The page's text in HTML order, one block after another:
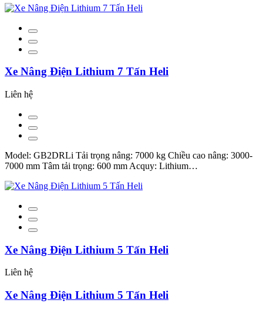
Xe Nâng Điện Lithium 7 Tấn Heli
Liên hệ
Model: GB2DRLi Tải trọng nâng: 7000 kg Chiều cao nâng: 3000-
7000 mm Tâm tải trọng: 600 mm Acquy: Lithium…
Xe Nâng Điện Lithium 5 Tấn Heli
Liên hệ
Xe Nâng Điện Lithium 5 Tấn Heli